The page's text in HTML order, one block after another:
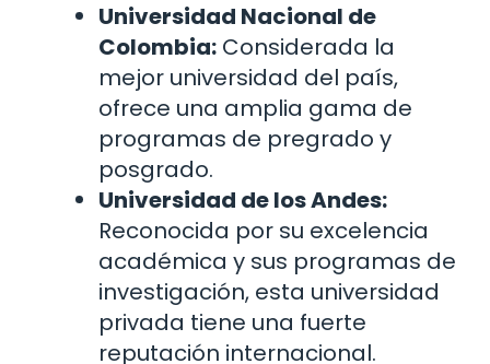
Universidad Nacional de
Colombia: Considerada la
mejor universidad del país,
ofrece una amplia gama de
programas de pregrado y
posgrado.
Universidad de los Andes:
Reconocida por su excelencia
académica y sus programas de
investigación, esta universidad
privada tiene una fuerte
reputación internacional.